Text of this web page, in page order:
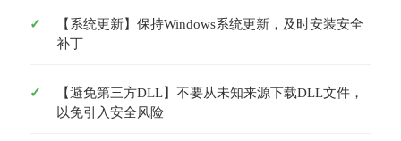
【系统更新】保持Windows系统更新，及时安装安全
补丁
【避免第三方DLL】不要从未知来源下载DLL文件，
以免引入安全风险